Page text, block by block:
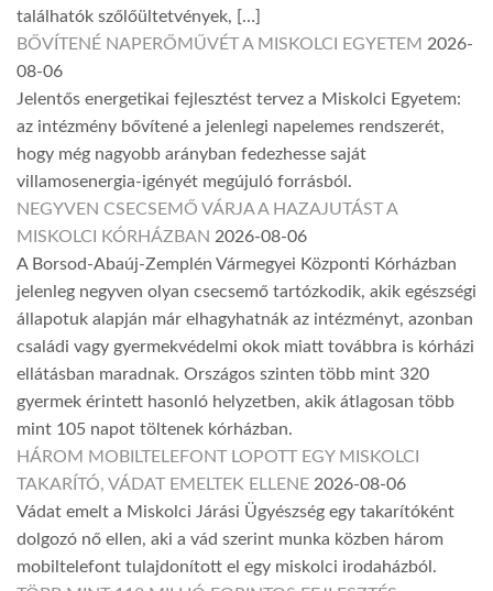
találhatók szőlőültetvények, […]
BŐVÍTENÉ NAPERŐMŰVÉT A MISKOLCI EGYETEM 2026-
08-06
Jelentős energetikai fejlesztést tervez a Miskolci Egyetem:
az intézmény bővítené a jelenlegi napelemes rendszerét,
hogy még nagyobb arányban fedezhesse saját
villamosenergia-igényét megújuló forrásból.
NEGYVEN CSECSEMŐ VÁRJA A HAZAJUTÁST A
MISKOLCI KÓRHÁZBAN 2026-08-06
A Borsod-Abaúj-Zemplén Vármegyei Központi Kórházban
jelenleg negyven olyan csecsemő tartózkodik, akik egészségi
állapotuk alapján már elhagyhatnák az intézményt, azonban
családi vagy gyermekvédelmi okok miatt továbbra is kórházi
ellátásban maradnak. Országos szinten több mint 320
gyermek érintett hasonló helyzetben, akik átlagosan több
mint 105 napot töltenek kórházban.
HÁROM MOBILTELEFONT LOPOTT EGY MISKOLCI
TAKARÍTÓ, VÁDAT EMELTEK ELLENE 2026-08-06
Vádat emelt a Miskolci Járási Ügyészség egy takarítóként
dolgozó nő ellen, aki a vád szerint munka közben három
mobiltelefont tulajdonított el egy miskolci irodaházból.